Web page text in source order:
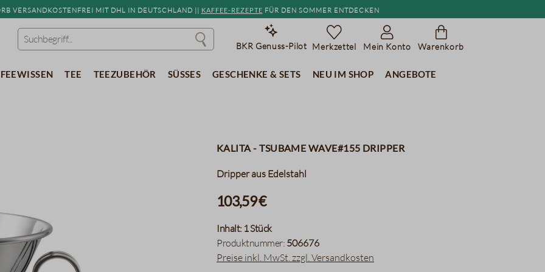
versandkostenfrei mit DHL in Deutschland || Kaffee-Rezepte für den Sommer entdecken
BKR Genuss-Pilot Merkzettel Mein Konto Warenkorb
Tee Teezubehör Süßes Geschenke & Sets Neu im Shop Angebote
Kalita - TSUBAME Wave#155 Dripper
Dripper aus Edelstahl
103,59 €
Inhalt: 1 Stück
Produktnummer: 506676
Preise inkl. MwSt. zzgl. Versandkosten